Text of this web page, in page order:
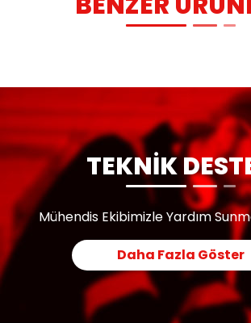
TEKNİK
Mühendis Ekibimizle Yardım
Daha Fazla Göster